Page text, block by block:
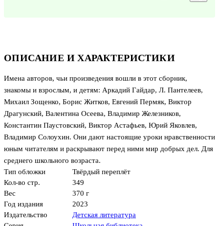
ОПИСАНИЕ И ХАРАКТЕРИСТИКИ
Имена авторов, чьи произведения вошли в этот сборник,
знакомы и взрослым, и детям: Аркадий Гайдар, Л. Пантелеев,
Михаил Зощенко, Борис Житков, Евгений Пермяк, Виктор
Драгунский, Валентина Осеева, Владимир Железников,
Константин Паустовский, Виктор Астафьев, Юрий Яковлев,
Владимир Солоухин. Они дают настоящие уроки нравственности
юным читателям и раскрывают перед ними мир добрых дел. Для
среднего школьного возраста.
Тип обложки
Твёрдый переплёт
Кол-во стр.
349
Вес
370 г
Год издания
2023
Издательство
Детская литература